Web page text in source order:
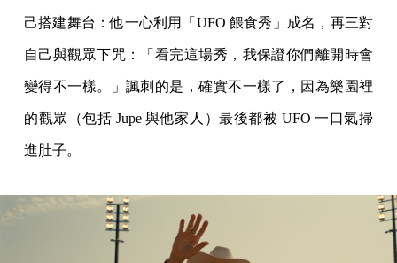
己搭建舞台：他一心利用「UFO 餵食秀」成名，再三對
自己與觀眾下咒：「看完這場秀，我保證你們離開時會
變得不一樣。」諷刺的是，確實不一樣了，因為樂園裡
的觀眾（包括 Jupe 與他家人）最後都被 UFO 一口氣掃
進肚子。